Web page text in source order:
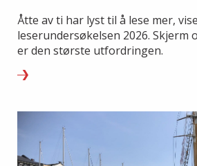
Åtte av ti har lyst til å lese mer,
leserundersøkelsen 2026. Skjerm
er den største utfordringen.